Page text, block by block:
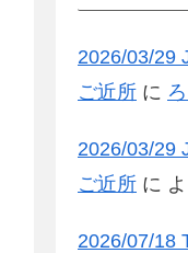
2026/03/29
ご近所 に
2026/03/29
ご近所 に
2026/07/18